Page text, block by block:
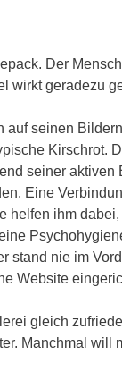
Der
wirkt geradezu
seinen
Kirschrot.
seiner
Eine
helfen ihm
stand nie im
Website
gleich
Manchmal